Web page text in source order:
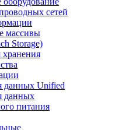
сетей
массивы
Storage)
данных Unified
данных
питания